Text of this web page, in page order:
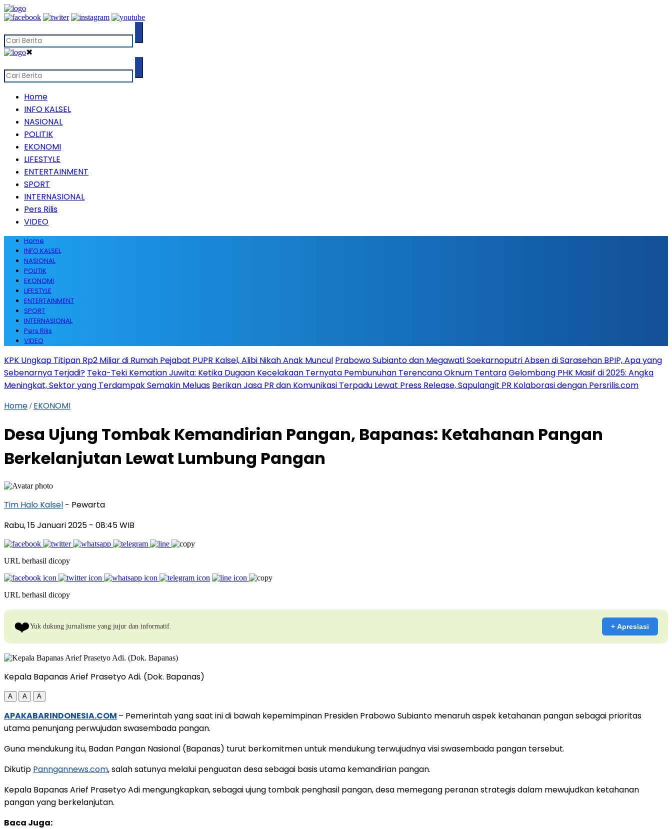
✖
Home
INFO KALSEL
NASIONAL
POLITIK
EKONOMI
LIFESTYLE
ENTERTAINMENT
SPORT
INTERNASIONAL
Pers Rilis
VIDEO
Home
INFO KALSEL
NASIONAL
POLITIK
EKONOMI
LIFESTYLE
ENTERTAINMENT
SPORT
INTERNASIONAL
Pers Rilis
VIDEO
KPK Ungkap Titipan Rp2 Miliar di Rumah Pejabat PUPR Kalsel, Alibi Nikah Anak Muncul Prabowo Subianto dan Megawati Soekarnoputri Absen di Sarasehan BPIP, Apa yang
Sebenarnya Terjadi? Teka-Teki Kematian Juwita: Ketika Dugaan Kecelakaan Ternyata Pembunuhan Terencana Oknum TentaraGelombang PHK Masif di 2025: Angka
Meningkat, Sektor yang Terdampak Semakin Meluas Berikan Jasa PR dan Komunikasi Terpadu Lewat Press Release, Sapulangit PR Kolaborasi dengan Persrilis.com
Home / EKONOMI
Desa Ujung Tombak Kemandirian Pangan, Bapanas: Ketahanan Pangan
Berkelanjutan Lewat Lumbung Pangan
Tim Halo Kalsel - Pewarta
Rabu, 15 Januari 2025 - 08:45 WIB
URL berhasil dicopy
URL berhasil dicopy
❤️Yuk dukung jurnalisme yang jujur dan informatif. + Apresiasi
Kepala Bapanas Arief Prasetyo Adi. (Dok. Bapanas)
A A A
APAKABARINDONESIA.COM – Pemerintah yang saat ini di bawah kepemimpinan Presiden Prabowo Subianto menaruh aspek ketahanan pangan sebagai prioritas
utama penunjang perwujudan swasembada pangan.
Guna mendukung itu, Badan Pangan Nasional (Bapanas) turut berkomitmen untuk mendukung terwujudnya visi swasembada pangan tersebut.
Dikutip Panngannews.com, salah satunya melalui penguatan desa sebagai basis utama kemandirian pangan.
Kepala Bapanas Arief Prasetyo Adi mengungkapkan, sebagai ujung tombak penghasil pangan, desa memegang peranan strategis dalam mewujudkan ketahanan
pangan yang berkelanjutan.
Baca Juga: